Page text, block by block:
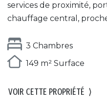
services de proximité,
chauffage central, proche
3 Chambres
149 m² Surface
VOIR CETTE PROPRIÉTÉ ⟩